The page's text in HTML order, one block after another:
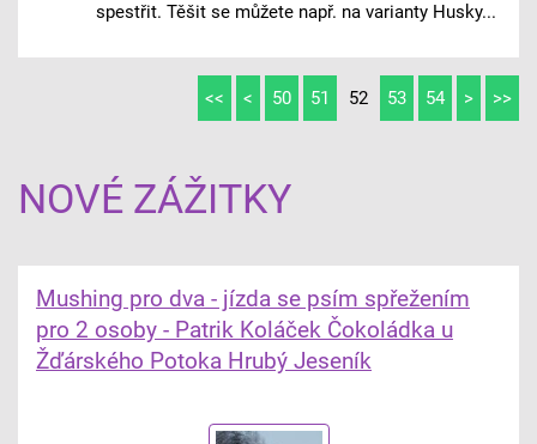
spestřit. Těšit se můžete např. na varianty Husky...
<< < 50 51 52 53 54 > >>
NOVÉ ZÁŽITKY
Mushing pro dva - jízda se psím spřežením
pro 2 osoby - Patrik Koláček Čokoládka u
Žďárského Potoka Hrubý Jeseník